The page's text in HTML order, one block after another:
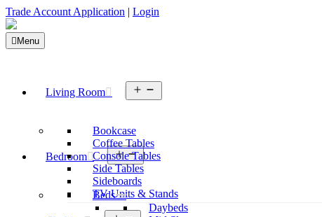
Trade Account Application | Login
Menu
Living Room
menu
Bookcase
Coffee Tables
Console Tables
Side Tables
Sideboards
TV Units & Stands
Bedroom
Open
menu
Beds
Daybeds